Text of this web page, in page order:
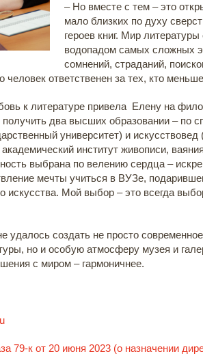
– Но вместе с тем – это
мало близких по духу
героев книг. Мир
водопадом самых сложных
сомнений, страданий,
человек ответственен за тех, кто
к литературе привела Елену на
получить два высших образовании – по
университет) и искусствовед
институт живописи,
выбрана по велению сердца –
мечты учиться в ВУЗе,
искусства. Мой выбор – это всегда
удалось создать не просто
но и особую атмосферу музея и
с миром – гармоничнее.
79-к от 20 июня 2023 (о назначении